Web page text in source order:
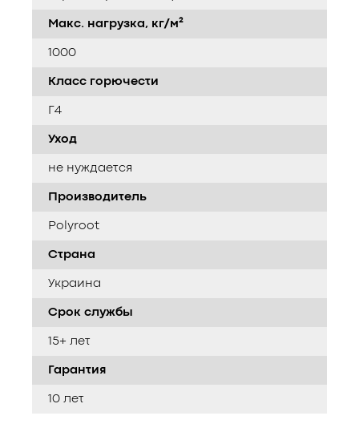
Макс. нагрузка, кг/м²
1000
Класс горючести
Г4
Уход
не нуждается
Производитель
Polyroot
Страна
Украина
Срок службы
15+ лет
Гарантия
10 лет